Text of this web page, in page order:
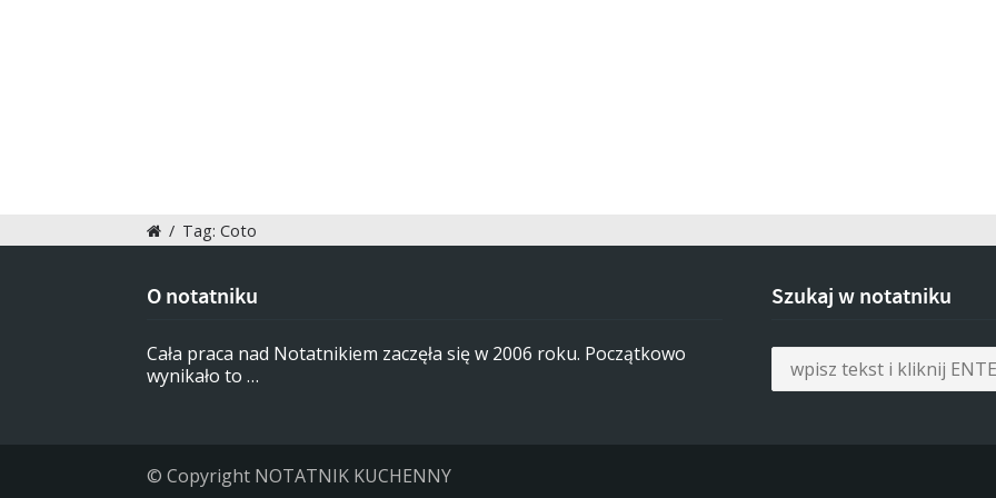
/ Tag: Coto
O notatniku
Cała praca nad Notatnikiem zaczęła się w 2006 roku. Początkowo
wynikało to …
Szukaj w notatniku
© Copyright NOTATNIK KUCHENNY